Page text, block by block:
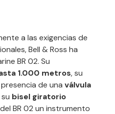
a las exigencias de
Bell & Ross ha
BR 02. Su
1.000 metros, su
de una válvula
bisel giratorio
BR 02 un instrumento